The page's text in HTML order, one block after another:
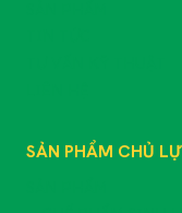
SẢN PHẨM CHỦ